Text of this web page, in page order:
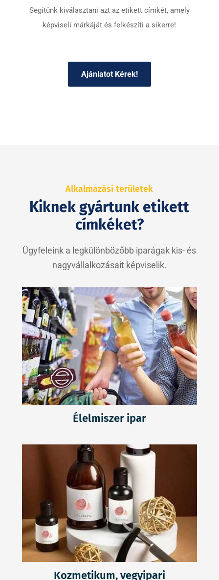
Segítünk kiválasztani azt az etikett címkét, amely
képviseli márkáját és felkészíti a sikerre!
Ajánlatot Kérek!
Alkalmazási területek
Kiknek gyártunk etikett
címkéket?
Ügyfeleink a legkülönbözőbb iparágak kis- és
nagyvállalkozásait képviselik.
Élelmiszer ipar
Kozmetikum, vegyipari